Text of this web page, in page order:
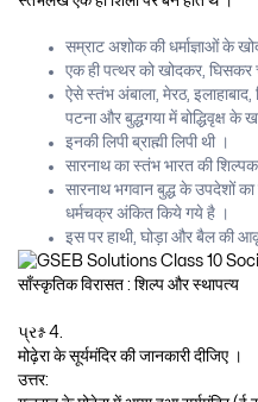
सम्राट अशोक की धर्माज्ञाओं के
एक ही पत्थर को खोदकर, घिसकर
ऐसे स्तंभ अंबाला, मेरठ, इलाहाबाद,
पटना और बुद्धगया में बोद्धिवृक्ष
इनकी लिपी ब्राह्मी लिपी थी ।
सारनाथ का स्तंभ भारत की
सारनाथ भगवान बुद्ध के उपदेशों
धर्मचक्र अंकित किये गये है ।
इस पर हाथी, घोड़ा और बैल की
પ્રશ્ન 4.
मोढ़ेरा के सूर्यमंदिर की जानकारी दीजिए ।
उत्तर: